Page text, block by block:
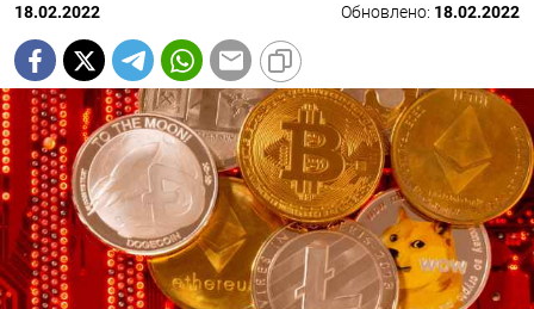
18.02.2022 Обновлено: 18.02.2022